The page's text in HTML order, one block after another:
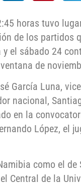
horas tuvo
de los partidos
el sábado 24
de
García Luna,
nacional,
en la
López, el
como el de
Central de la